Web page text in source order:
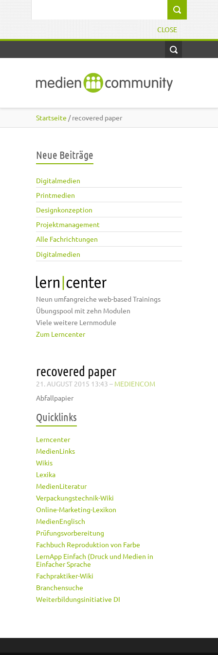
CLOSE
Startseite / recovered paper
Neue Beiträge
Digitalmedien
Printmedien
Designkonzeption
Projektmanagement
Alle Fachrichtungen
Digitalmedien
Neun umfangreiche web-based Trainings
Übungspool mit zehn Modulen
Viele weitere Lernmodule
Zum Lerncenter
recovered paper
21. AUGUST 2015 13:43 – MEDIENCOM
Abfallpapier
Quicklinks
Lerncenter
MedienLinks
Wikis
Lexika
MedienLiteratur
Verpackungstechnik-Wiki
Online-Marketing-Lexikon
MedienEnglisch
Prüfungsvorbereitung
Fachbuch Reproduktion von Farbe
LernApp Einfach (Druck und Medien in
Einfacher Sprache
Fachpraktiker-Wiki
Branchensuche
Weiterbildungsinitiative DI